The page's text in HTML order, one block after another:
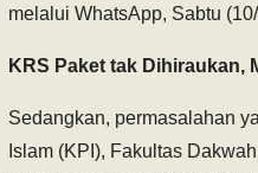
melalui WhatsApp, Sabtu
KRS Paket tak Dihiraukan,
Sedangkan, permasalahan
Islam (KPI), Fakultas